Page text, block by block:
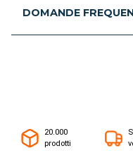
DOMANDE
20.000
prodotti